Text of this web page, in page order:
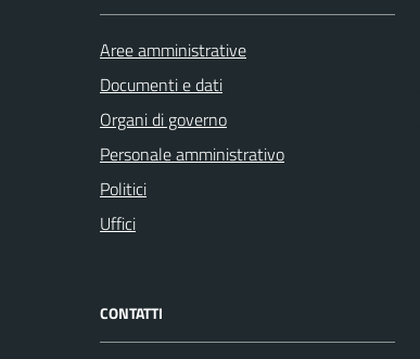
Aree amministrative
Documenti e dati
Organi di governo
Personale amministrativo
Politici
Uffici
CONTATTI